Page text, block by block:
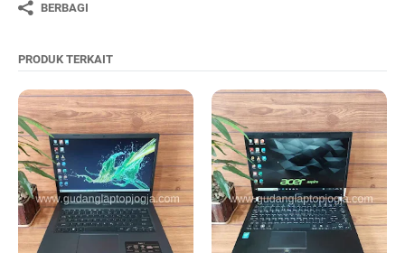
BERBAGI
PRODUK TERKAIT